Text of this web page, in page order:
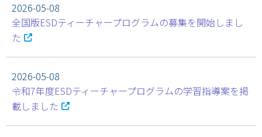
2026-05-08
全国版ESDティーチャープログラムの募集を開始しまし
た
2026-05-08
令和7年度ESDティーチャープログラムの学習指導案を掲
載しました